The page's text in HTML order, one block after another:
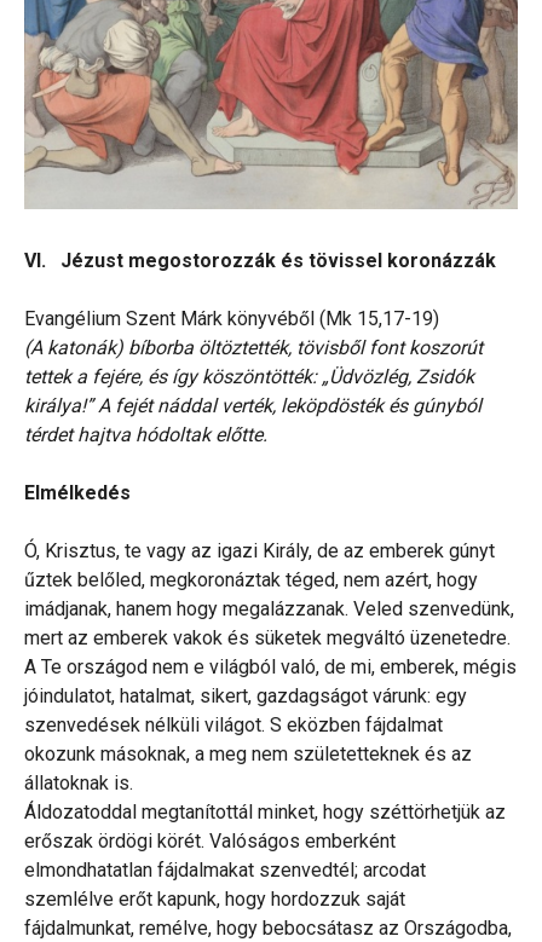
VI. Jézust megostorozzák és tövissel koronázzák
Evangélium Szent Márk könyvéből (Mk 15,17-19)
(A katonák) bíborba öltöztették, tövisből font koszorút
tettek a fejére, és így köszöntötték: „Üdvözlég, Zsidók
királya!” A fejét náddal verték, leköpdösték és gúnyból
térdet hajtva hódoltak előtte.
Elmélkedés
Ó, Krisztus, te vagy az igazi Király, de az emberek gúnyt
űztek belőled, megkoronáztak téged, nem azért, hogy
imádjanak, hanem hogy megalázzanak. Veled szenvedünk,
mert az emberek vakok és süketek megváltó üzenetedre.
A Te országod nem e világból való, de mi, emberek, mégis
jóindulatot, hatalmat, sikert, gazdagságot várunk: egy
szenvedések nélküli világot. S eközben fájdalmat
okozunk másoknak, a meg nem születetteknek és az
állatoknak is.
Áldozatoddal megtanítottál minket, hogy széttörhetjük az
erőszak ördögi körét. Valóságos emberként
elmondhatatlan fájdalmakat szenvedtél; arcodat
szemlélve erőt kapunk, hogy hordozzuk saját
fájdalmunkat, remélve, hogy bebocsátasz az Országodba,